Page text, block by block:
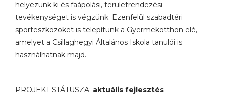
helyezünk ki és faápolási, területrendezési
tevékenységet is végzünk. Ezenfelül szabadtéri
sporteszközöket is telepítünk a Gyermekotthon elé,
amelyet a Csillaghegyi Általános Iskola tanulói is
használhatnak majd.
PROJEKT STÁTUSZA: aktuális fejlesztés